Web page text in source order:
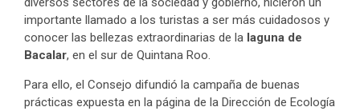
importante llamado a los turistas a ser más cuidadosos y
conocer las bellezas extraordinarias de la laguna de
Bacalar, en el sur de Quintana Roo.
Para ello, el Consejo difundió la campaña de buenas
prácticas expuesta en la página de la Dirección de Ecología